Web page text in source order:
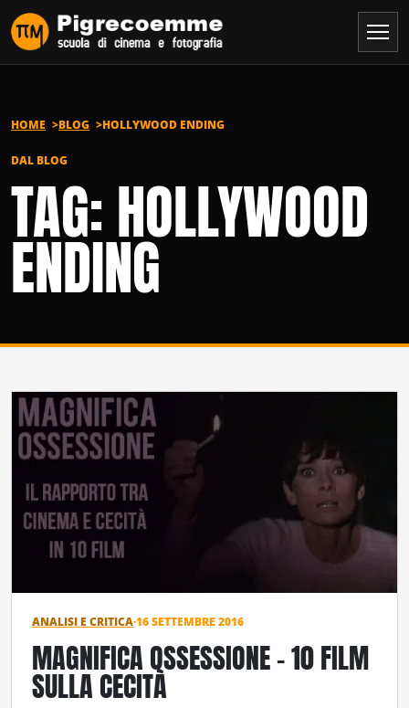
Vai al contenuto
HOME BLOG HOLLYWOOD ENDING
DAL BLOG
TAG: HOLLYWOOD
ENDING
ANALISI E CRITICA·16 SETTEMBRE 2016
MAGNIFICA OSSESSIONE – 10 FILM
SULLA CECITÀ